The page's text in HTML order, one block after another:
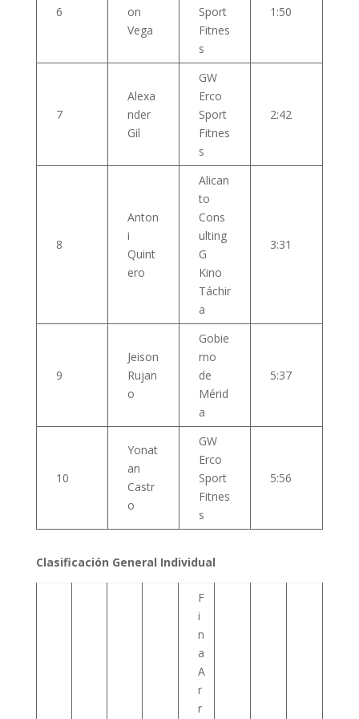
6
on
Vega
Sport
Fitnes
s
1:50
7
Alexa
nder
Gil
GW
Erco
Sport
Fitnes
s
2:42
8
Anton
i
Quint
ero
Alican
to
Cons
ulting
G
Kino
Táchir
a
3:31
9
Jeison
Rujan
o
Gobie
rno
de
Mérid
a
5:37
10
Yonat
an
Castr
o
GW
Erco
Sport
Fitnes
s
5:56
Clasificación General Individual
F
i
n
a
A
r
r